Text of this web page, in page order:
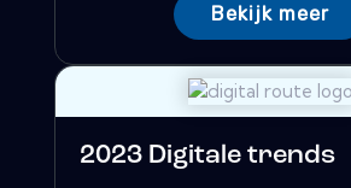
Bekijk meer
2023 Digitale trends